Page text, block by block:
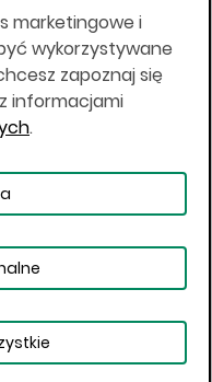
w której
prawem lub w
produktów
lub w której nie
obowiązujące
jest możliwe
marketingowe i
wykorzystywane
zapoznaj się
informacjami
.